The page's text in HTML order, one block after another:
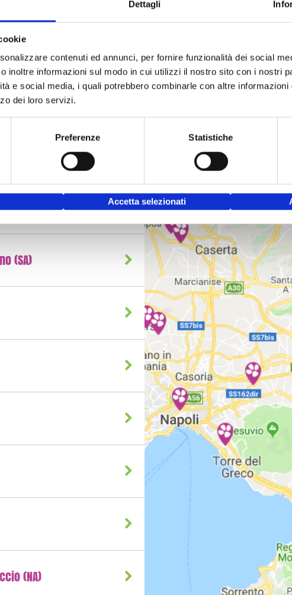
Dettagli
contenuti ed annunci, per fornire funzionalità dei social
inoltre informazioni sul modo in cui utilizzi il nostro sito con i nostri
e social media, i quali potrebbero combinarle con altre
dei loro servizi.
Preferenze Statistiche
Accetta selezionati
(SA)
(NA)